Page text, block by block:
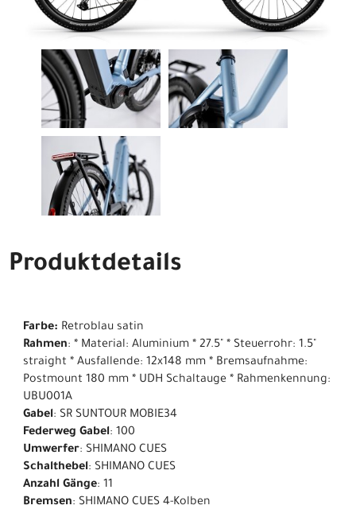
Produktdetails
Farbe: Retroblau satin
Rahmen: * Material: Aluminium * 27.5" * Steuerrohr: 1.5"
straight * Ausfallende: 12x148 mm * Bremsaufnahme:
Postmount 180 mm * UDH Schaltauge * Rahmenkennung:
UBU001A
Gabel: SR SUNTOUR MOBIE34
Federweg Gabel: 100
Umwerfer: SHIMANO CUES
Schalthebel: SHIMANO CUES
Anzahl Gänge: 11
Bremsen: SHIMANO CUES 4-Kolben